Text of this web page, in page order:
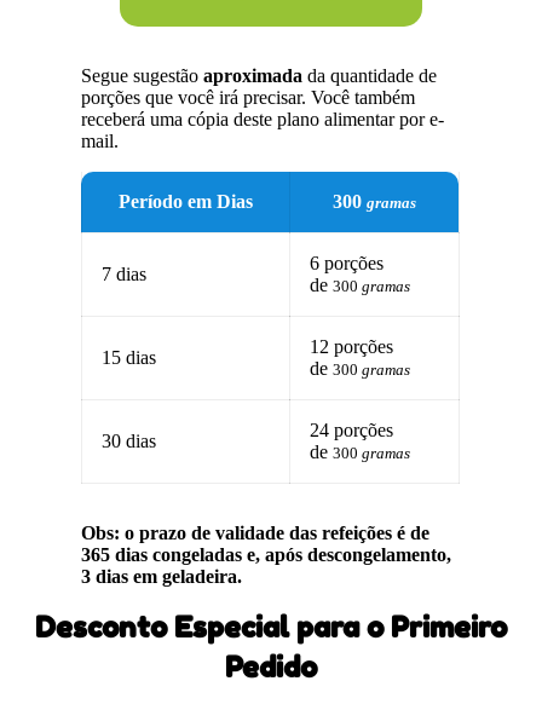
Segue sugestãoaproximada da quantidade de
porções que você irá precisar. Você também
receberá uma cópia deste plano alimentar por e-
mail.
Período em Dias 300gramas
7 dias
6 porções
de300gramas
15 dias
12 porções
de300gramas
30 dias
24 porções
de300gramas
Obs: o prazo de validade das refeições é de
365 dias congeladas e, após descongelamento,
3 dias em geladeira.
Desconto Especial para o Primeiro
Pedido